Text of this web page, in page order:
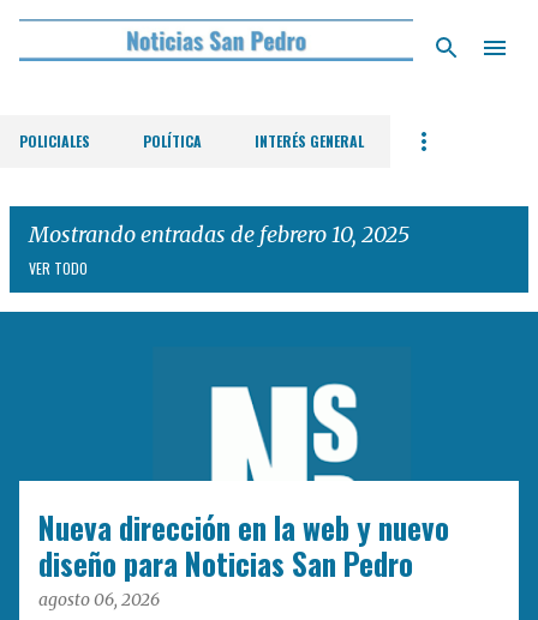
Ir al contenido principal
POLICIALES POLÍTICA INTERÉS GENERAL
Mostrando entradas de febrero 10, 2025
VER TODO
Nueva dirección en la web y nuevo
diseño para Noticias San Pedro
agosto 06, 2026